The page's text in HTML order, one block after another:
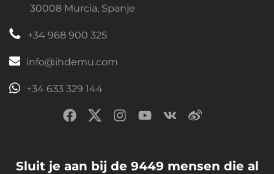
30008 Murcia, Spanje
+34 968 900 325
info@ihdemu.com
+34 633 329 144
Sluit je aan bij de 9449 mensen die al